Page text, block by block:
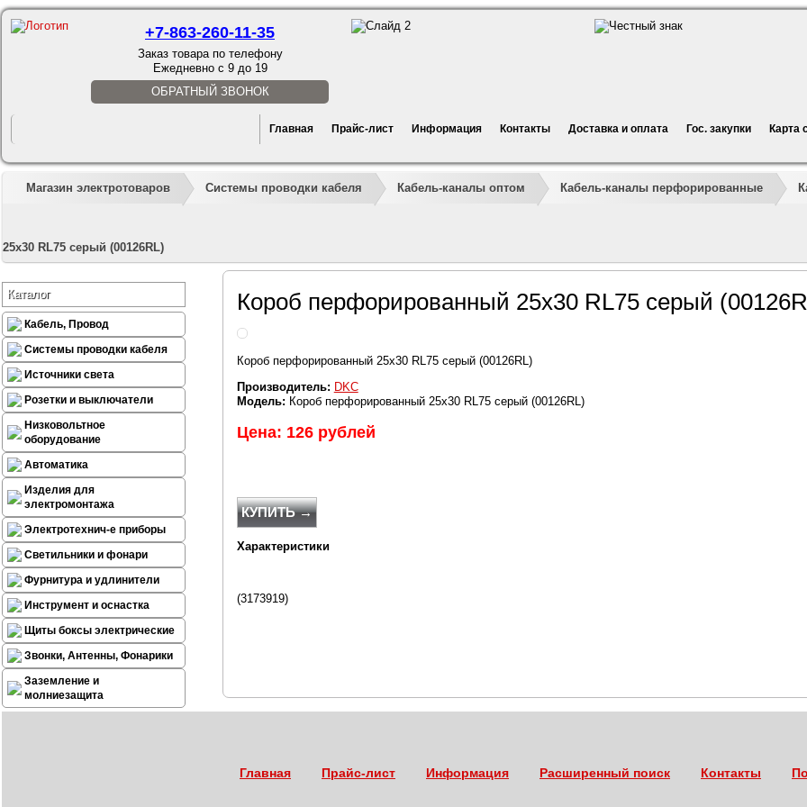
+7-863-260-11-35
Заказ товара по телефону
Ежедневно с 9 до 19
ОБРАТНЫЙ ЗВОНОК
Главная Прайс-лист Информация Контакты Доставка и оплата Гос. закупки Карта
Магазин электротоваров Системы проводки кабеля Кабель-каналы оптом Кабель-каналы перфорированные
25x30 RL75 серый (00126RL)
Каталог
Кабель, Провод
Системы проводки кабеля
Источники света
Розетки и выключатели
Низковольтное
оборудование
Автоматика
Изделия для
электромонтажа
Электротехнич-е приборы
Светильники и фонари
Фурнитура и удлинители
Инструмент и оснастка
Щиты боксы электрические
Звонки, Антенны, Фонарики
Заземление и
молниезащита
Короб перфорированный 25x30 RL75 серый
Короб перфорированный 25x30 RL75 серый (00126RL)
Производитель: DKC
Модель: Короб перфорированный 25x30 RL75 серый (00126RL)
Цена: 126 рублей
КУПИТЬ →
Характеристики
(3173919)
Главная Прайс-лист Информация Расширенный поиск Контакты